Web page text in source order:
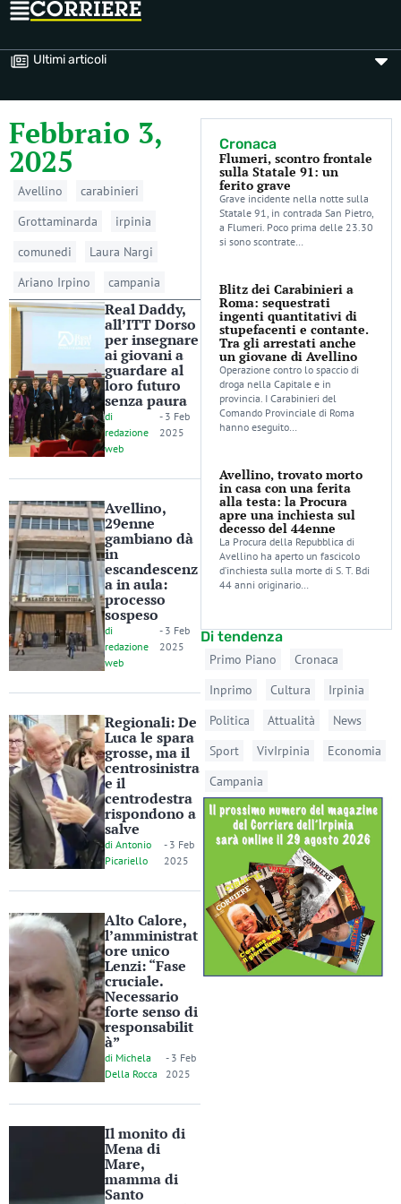
Ultimi articoli
Febbraio 3,
2025
Avellino
carabinieri
Grottaminarda
irpinia
comunedi
Laura Nargi
Ariano Irpino
campania
Real Daddy,
all’ITT Dorso
per insegnare
ai giovani a
guardare al
loro futuro
senza paura
di
redazione
web
- 3 Feb
2025
Avellino,
29enne
gambiano dà
in
escandescenz
a in aula:
processo
sospeso
di
redazione
web
- 3 Feb
2025
Regionali: De
Luca le spara
grosse, ma il
centrosinistra
e il
centrodestra
rispondono a
salve
di Antonio
Picariello
- 3 Feb
2025
Alto Calore,
l’amministrat
ore unico
Lenzi: “Fase
cruciale.
Necessario
forte senso di
responsabilit
à”
di Michela
Della Rocca
- 3 Feb
2025
Il monito di
Mena di
Mare,
mamma di
Santo
Cronaca
Flumeri, scontro frontale
sulla Statale 91: un
ferito grave
Grave incidente nella notte sulla
Statale 91, in contrada San Pietro,
a Flumeri. Poco prima delle 23.30
si sono scontrate…
Blitz dei Carabinieri a
Roma: sequestrati
ingenti quantitativi di
stupefacenti e contante.
Tra gli arrestati anche
un giovane di Avellino
Operazione contro lo spaccio di
droga nella Capitale e in
provincia. I Carabinieri del
Comando Provinciale di Roma
hanno eseguito…
Avellino, trovato morto
in casa con una ferita
alla testa: la Procura
apre una inchiesta sul
decesso del 44enne
La Procura della Repubblica di
Avellino ha aperto un fascicolo
d’inchiesta sulla morte di S. T. Bdi
44 anni originario…
Di tendenza
Primo Piano
Cronaca
Inprimo
Cultura
Irpinia
Politica
Attualità
News
Sport
VivIrpinia
Economia
Campania